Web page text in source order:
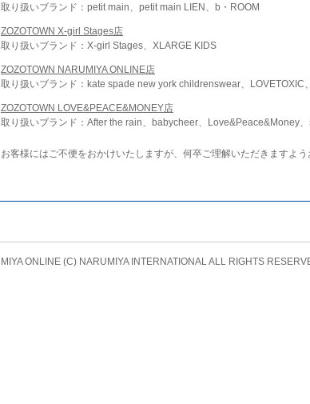
取り扱いブランド：petit main、petit main LIEN、b・ROOM
ZOZOTOWN X-girl Stages店
取り扱いブランド：X-girl Stages、XLARGE KIDS
ZOZOTOWN NARUMIYA ONLINE店
取り扱いブランド：kate spade new york childrenswear、
ZOZOTOWN LOVE&PEACE&MONEY店
取り扱いブランド：After the rain、babycheer、Love&Peace&Money
お客様にはご不便をおかけいたしますが、何卒ご理解いただきますよう